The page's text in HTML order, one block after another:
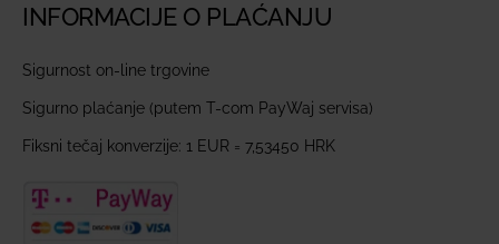
INFORMACIJE O PLAĆANJU
Sigurnost on-line trgovine
Sigurno plaćanje (putem T-com PayWaj servisa)
Fiksni tečaj konverzije: 1 EUR = 7,53450 HRK